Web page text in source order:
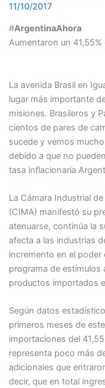
11/10/2017
#ArgentinaAhora
Aumentaron un
La avenida Brasil en
lugar más importante
misiones. Brasileros y
cientos de pares de
sucede y vemos
debido a que no
tasa inflacionaria
La Cámara Industrial
(CIMA) manifestó su
atenuarse, continúa la
afecta a las industrias
incremento en el
programa de estímulos
productos importados
Según datos
primeros meses de
importaciones del
representa poco más
adicionales que
decir, que en total